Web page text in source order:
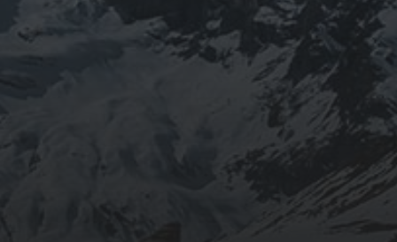
CATÉGORIES